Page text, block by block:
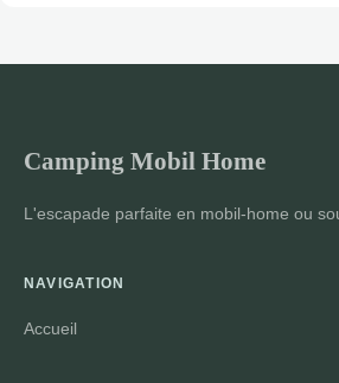
Camping Mobil Home
L'escapade parfaite en mobil-home ou
NAVIGATION
Accueil